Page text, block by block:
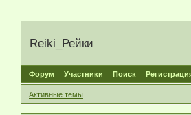
Reiki_Рейки
Форум Участники Поиск
Активные темы